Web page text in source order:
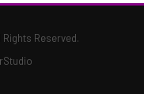
Reserved.